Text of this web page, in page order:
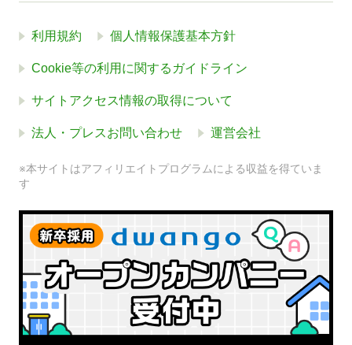
利用規約 個人情報保護基本方針
Cookie等の利用に関するガイドライン
サイトアクセス情報の取得について
法人・プレスお問い合わせ 運営会社
※本サイトはアフィリエイトプログラムによる収益を得ていま
す